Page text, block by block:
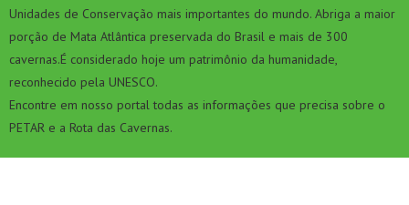
Unidades de Conservação mais importantes do mundo. Abriga a maior
porção de Mata Atlântica preservada do Brasil e mais de 300
cavernas.É considerado hoje um patrimônio da humanidade,
reconhecido pela UNESCO.
Encontre em nosso portal todas as informações que precisa sobre o
PETAR e a Rota das Cavernas.